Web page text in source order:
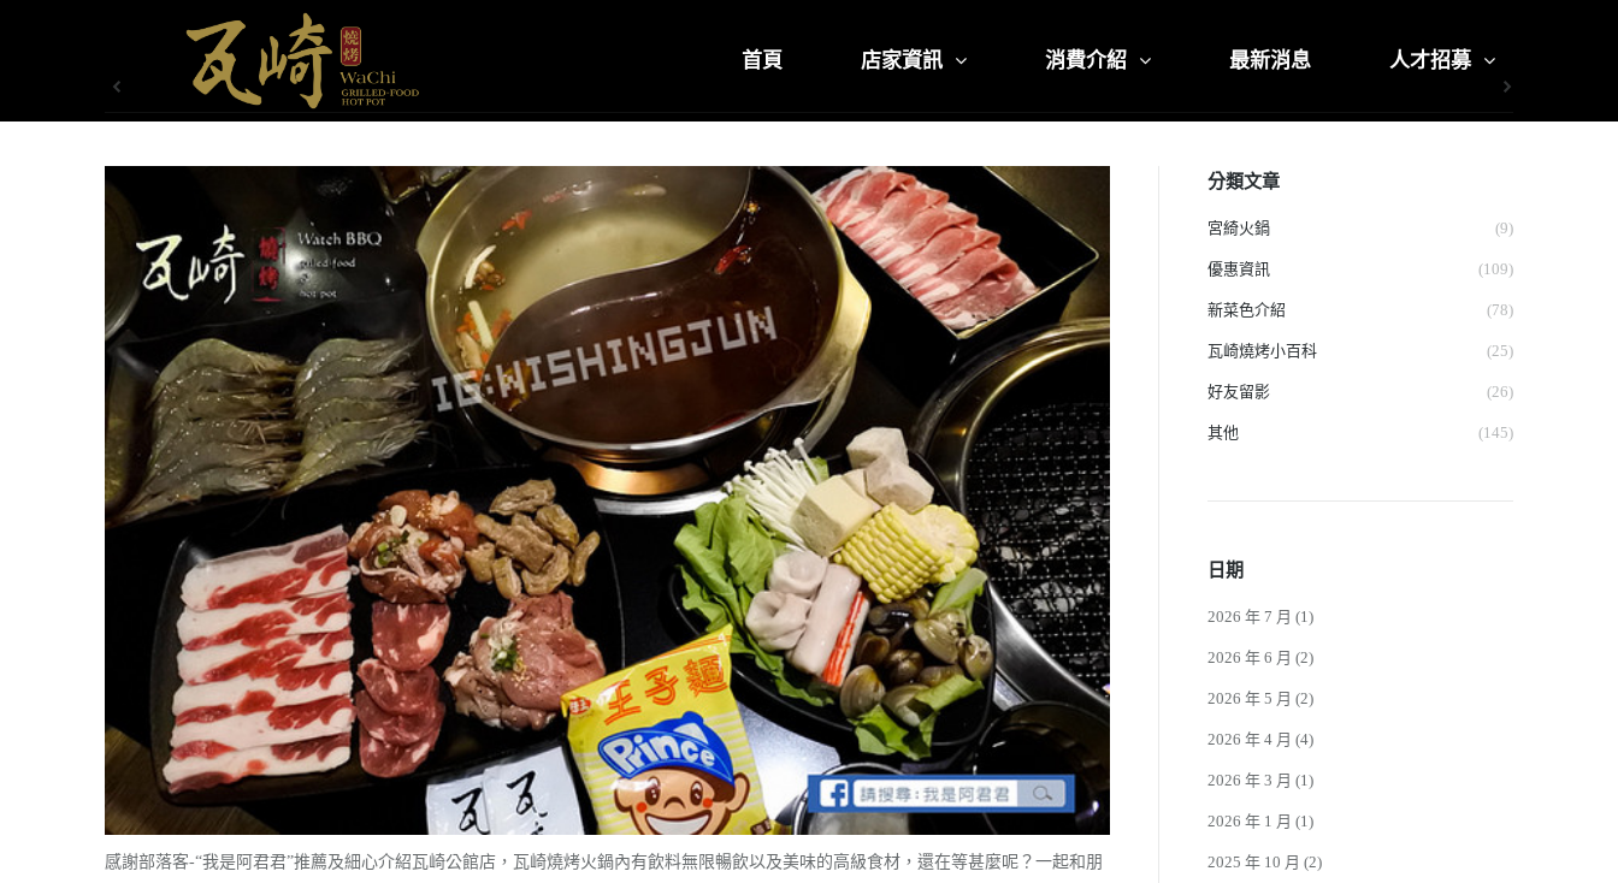
首頁 店家資訊 消費介紹 最新消息 人才招募
感謝部落客-“我是阿君君”推薦及細心介紹瓦崎公館店，瓦崎燒烤火鍋內有飲料無限暢飲以及美味的高級食材，還在等甚麼呢？一起和朋
分類文章
宮綺火鍋 (9)
優惠資訊 (109)
新菜色介紹 (78)
瓦崎燒烤小百科 (25)
好友留影 (26)
其他 (145)
日期
2026 年 7 月 (1)
2026 年 6 月 (2)
2026 年 5 月 (2)
2026 年 4 月 (4)
2026 年 3 月 (1)
2026 年 1 月 (1)
2025 年 10 月 (2)